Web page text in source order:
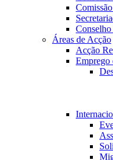
Áreas de Acção
Acção
Emprego